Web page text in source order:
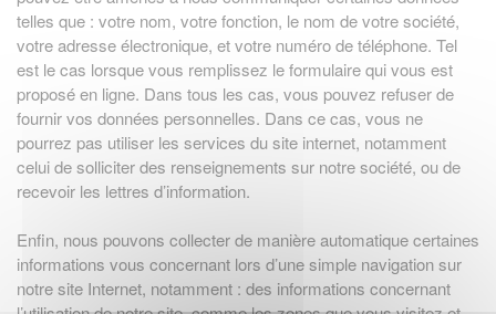
telles que : votre nom, votre fonction, le nom de votre société,
votre adresse électronique, et votre numéro de téléphone. Tel
est le cas lorsque vous remplissez le formulaire qui vous est
proposé en ligne. Dans tous les cas, vous pouvez refuser de
fournir vos données personnelles. Dans ce cas, vous ne
pourrez pas utiliser les services du site internet, notamment
celui de solliciter des renseignements sur notre société, ou de
recevoir les lettres d’information.
Enfin, nous pouvons collecter de manière automatique certaines
informations vous concernant lors d’une simple navigation sur
notre site Internet, notamment : des informations concernant